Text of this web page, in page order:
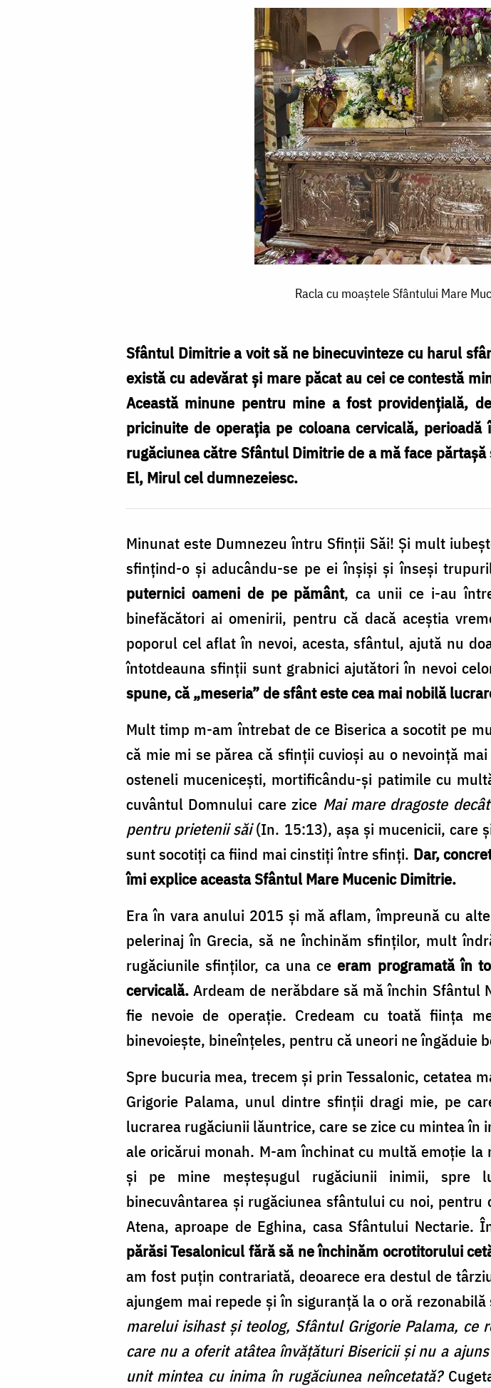
Racla cu moaștele Sfântului Mare
Sfântul Dimitrie a voit să ne binecuvinteze cu harul
există cu adevărat și mare păcat au cei ce contestă
Această minune pentru mine a fost providențială,
pricinuite de operația pe coloana cervicală,
rugăciunea către Sfântul Dimitrie de a mă face
El, Mirul cel dumnezeiesc.
Minunat este Dumnezeu întru Sfinții Săi! Și mult
sfințind-o și aducându-se pe ei înșiși și înseși
puternici oameni de pe pământ, ca unii ce i-au
binefăcători ai omenirii, pentru că dacă aceștia
poporul cel aflat în nevoi, acesta, sfântul, ajută nu
întotdeauna sfinții sunt grabnici ajutători în nevoi
spune, că „meseria” de sfânt este cea mai nobilă
Mult timp m-am întrebat de ce Biserica a socotit pe
că mie mi se părea că sfinții cuvioși au o nevoință
osteneli mucenicești, mortificându-și patimile cu
cuvântul Domnului care zice Mai mare dragoste
pentru prietenii săi(In. 15:13), așa și mucenicii, care
sunt socotiți ca fiind mai cinstiți între sfinți. Dar,
îmi explice aceasta Sfântul Mare Mucenic Dimitrie.
Era în vara anului 2015 și mă aflam, împreună cu
pelerinaj în Grecia, să ne închinăm sfinților, mult
rugăciunile sfinților, ca una ceeram programată în
cervicală. Ardeam de nerăbdare să mă închin Sfântul
fie nevoie de operație. Credeam cu toată ființa
binevoiește, bineînțeles, pentru că uneori ne
Spre bucuria mea, trecem și prin Tessalonic, cetatea
Grigorie Palama, unul dintre sfinții dragi mie, pe
lucrarea rugăciunii lăuntrice, care se zice cu mintea
ale oricărui monah. M-am închinat cu multă emoție
și pe mine meșteșugul rugăciunii inimii, spre
binecuvântarea și rugăciunea sfântului cu noi,
Atena, aproape de Eghina, casa Sfântului Nectarie.
părăsi Tesalonicul fără să ne închinăm ocrotitorului
am fost puțin contrariată, deoarece era destul de
ajungem mai repede și în siguranță la o oră
marelui isihast și teolog, Sfântul Grigorie Palama,
care nu a oferit atâtea învățături Bisericii și nu a
unit mintea cu inima în rugăciunea neîncetată?